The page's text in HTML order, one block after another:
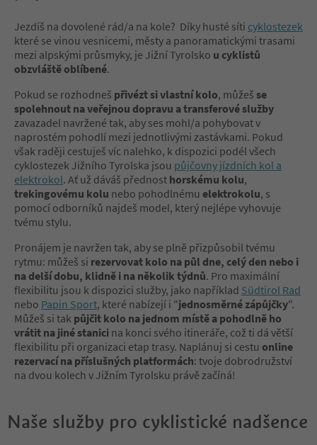
Jezdíš na dovolené rád/a na kole? Díky husté síti cyklostezek
které se vinou vesnicemi, městy a panoramatickými trasami
mezi alpskými průsmyky, je Jižní Tyrolsko u cyklistů
obzvláště oblíbené.
Pokud se rozhodneš přivézt si vlastní kolo, můžeš se
spolehnout na veřejnou dopravu a transferové služby
zavazadel navržené tak, aby ses mohl/a pohybovat v
naprostém pohodlí mezi jednotlivými zastávkami. Pokud
však raději cestuješ víc nalehko, k dispozici podél všech
cyklostezek Jižního Tyrolska jsou půjčovny jízdních kol a
elektrokol. Ať už dáváš přednost horskému kolu,
trekingovému kolu nebo pohodlnému elektrokolu, s
pomocí odborníků najdeš model, který nejlépe vyhovuje
tvému stylu.
Pronájem je navržen tak, aby se plně přizpůsobil tvému
rytmu: můžeš si rezervovat kolo na půl dne, celý den nebo i
na delší dobu, klidně i na několik týdnů. Pro maximální
flexibilitu jsou k dispozici služby, jako například Südtirol Rad
nebo Papin Sport, které nabízejí i "jednosměrné zápůjčky".
Můžeš si tak půjčit kolo na jednom místě a pohodlně ho
vrátit na jiné stanici na konci svého itineráře, což ti dá větší
flexibilitu při organizaci etap trasy. Naplánuj si cestu online
rezervací na příslušných platformách: tvoje dobrodružství
na dvou kolech v Jižním Tyrolsku právě začíná!
Naše služby pro cyklistické nadšence